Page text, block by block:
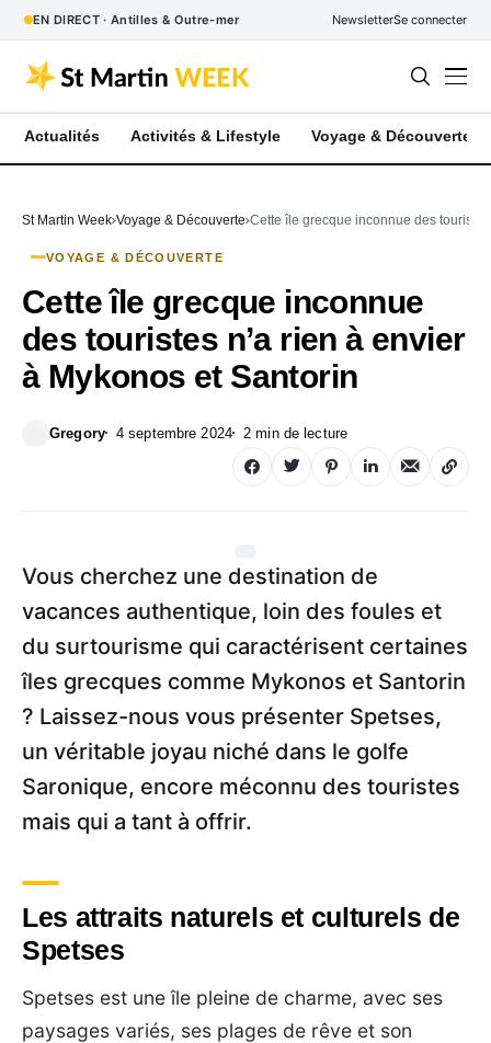
EN DIRECT · Antilles & Outre-mer NewsletterSe connecter
Actualités Activités & Lifestyle Voyage & Découverte
St Martin Week Voyage & Découverte Cette île grecque inconnue des
VOYAGE & DÉCOUVERTE
Cette île grecque inconnue
des touristes n’a rien à envier
à Mykonos et Santorin
Gregory 4 septembre 2024 2 min de lecture
Vous cherchez une destination de
vacances authentique, loin des foules et
du surtourisme qui caractérisent certaines
îles grecques comme Mykonos et Santorin
? Laissez-nous vous présenter Spetses,
un véritable joyau niché dans le golfe
Saronique, encore méconnu des touristes
mais qui a tant à offrir.
Les attraits naturels et culturels de
Spetses
Spetses est une île pleine de charme, avec ses
paysages variés, ses plages de rêve et son